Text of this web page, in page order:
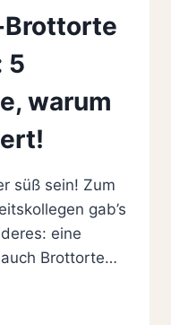
5
warum
süß sein! Zum
gab’s
eine
Brottorte…